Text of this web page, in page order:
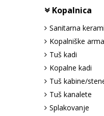
Kopalnica
Sanitarna
Kopalniške
Tuš kadi
Kopalne kadi
Tuš kabine/
Tuš kanalete
Splakovanje